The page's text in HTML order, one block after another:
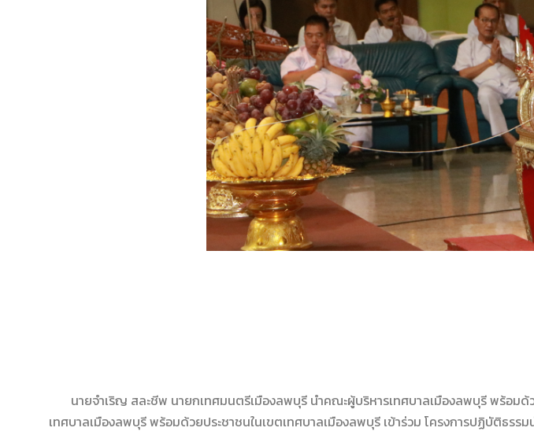
นายจำเริญ สละชีพ นายกเทศมนตรีเมืองลพบุรี นำคณะผู้บริหารเทศบาลเมืองลพบุรี พร้อม
เทศบาลเมืองลพบุรี พร้อมด้วยประชาชนในเขตเทศบาลเมืองลพบุรี เข้าร่วม โครงการปฏิบัติธร